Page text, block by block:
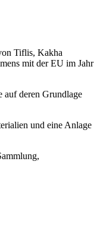
Tiflis, Kakha
mit der EU im Jahr
auf deren Grundlage
und eine Anlage